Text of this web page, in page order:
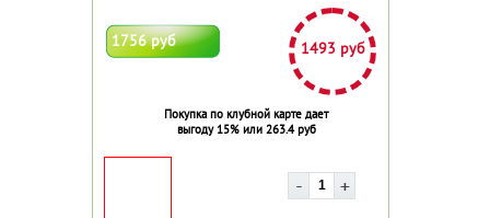
1756 руб 1493 руб
Покупка по клубной карте дает
выгоду 15% или 263.4 руб